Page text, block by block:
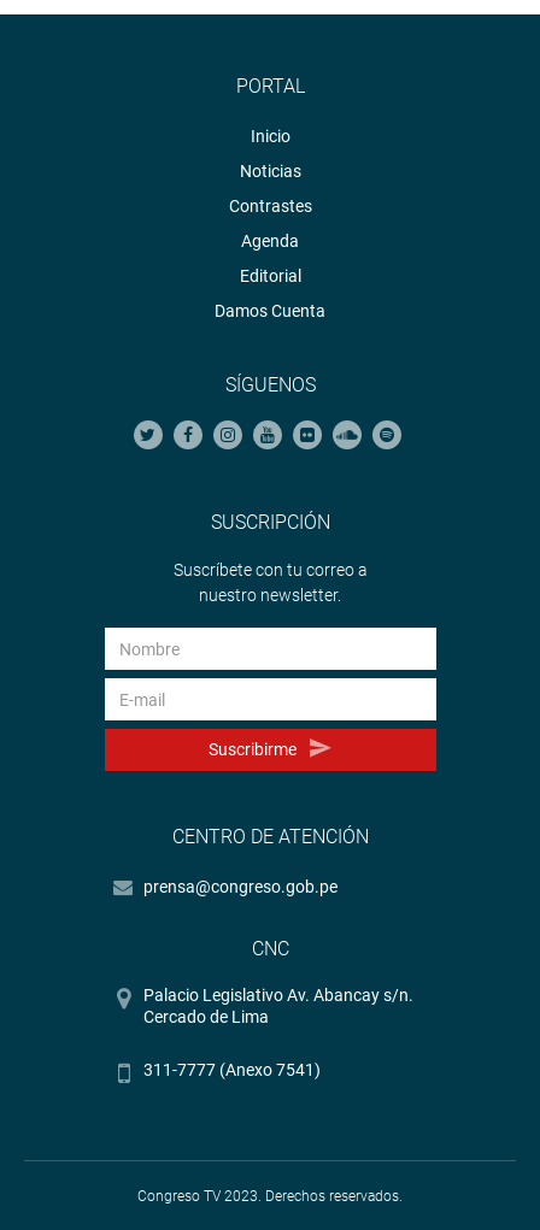
PORTAL
Inicio
Noticias
Contrastes
Agenda
Editorial
Damos Cuenta
SÍGUENOS
SUSCRIPCIÓN
Suscríbete con tu correo a
nuestro newsletter.
Suscribirme
CENTRO DE ATENCIÓN
prensa@congreso.gob.pe
CNC
Palacio Legislativo Av. Abancay s/n.
Cercado de Lima
311-7777 (Anexo 7541)
Congreso TV 2023. Derechos reservados.